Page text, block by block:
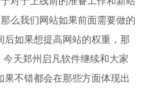
么我们网站如果前面需要做的
如果想提高网站的权重，那
天郑州启凡软件继续和大家
果不错都会在那些方面体现出